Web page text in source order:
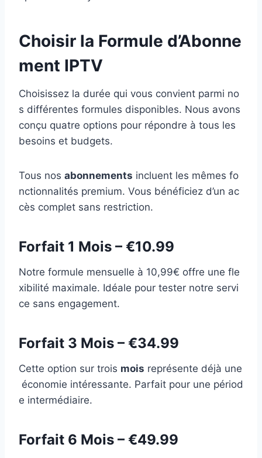
Choisir la Formule d’Abonne
ment IPTV
Choisissez la durée qui vous convient parmi no
s différentes formules disponibles. Nous avons
conçu quatre options pour répondre à tous les
besoins et budgets.
Tous nos abonnements incluent les mêmes fo
nctionnalités premium. Vous bénéficiez d’un ac
cès complet sans restriction.
Forfait 1 Mois – €10.99
Notre formule mensuelle à 10,99€ offre une fle
xibilité maximale. Idéale pour tester notre servi
ce sans engagement.
Forfait 3 Mois – €34.99
Cette option sur trois mois représente déjà une
économie intéressante. Parfait pour une périod
e intermédiaire.
Forfait 6 Mois – €49.99